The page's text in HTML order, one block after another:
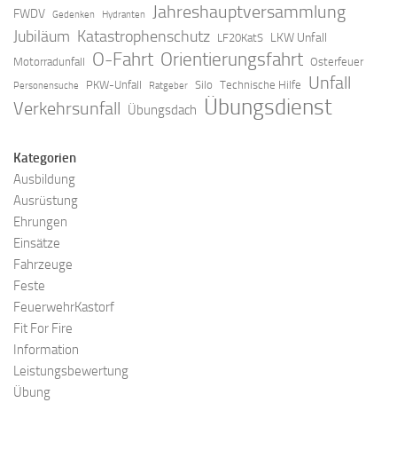
FWDV Gedenken Hydranten Jahreshauptversammlung
Jubiläum Katastrophenschutz LF20KatS LKW Unfall
Motorradunfall O-Fahrt Orientierungsfahrt Osterfeuer
Personensuche PKW-Unfall Ratgeber Silo Technische Hilfe Unfall
Verkehrsunfall Übungsdach Übungsdienst
Kategorien
Ausbildung
Ausrüstung
Ehrungen
Einsätze
Fahrzeuge
Feste
FeuerwehrKastorf
Fit For Fire
Information
Leistungsbewertung
Übung